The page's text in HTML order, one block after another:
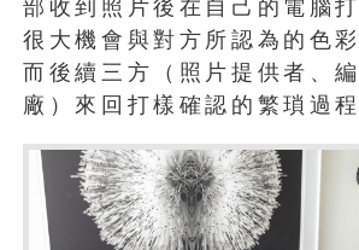
部收到照片後在自己的電腦
很大機會與對方所認為的色
而後續三方（照片提供者、
廠）來回打樣確認的繁瑣過